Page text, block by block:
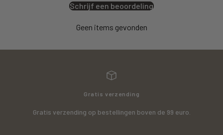
Schrijf een beoordeling
Geen items gevonden
Gratis verzending
Gratis verzending op bestellingen boven de 99 euro.